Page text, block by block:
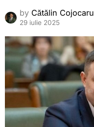
by Cătălin Cojocaru
29 iulie 2025